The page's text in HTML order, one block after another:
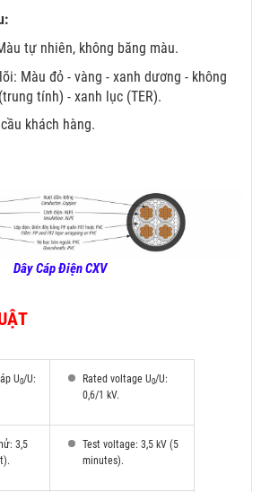
tự nhiên, không băng màu.
Màu đỏ - vàng - xanh dương - không
tính) - xanh lục (TER).
khách hàng.
Dây Cáp Điện CXV
U0/U: Rated voltage U0/U:
0,6/1 kV.
3,5 Test voltage: 3,5 kV (5
minutes).